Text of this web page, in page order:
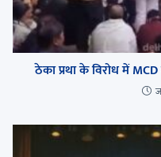
ठेका प्रथा के विरोध में